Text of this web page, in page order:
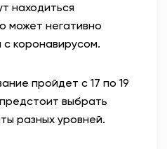
находиться
может негативно
с коронавирусом.
пройдет с 17 по 19
выбрать
разных уровней.